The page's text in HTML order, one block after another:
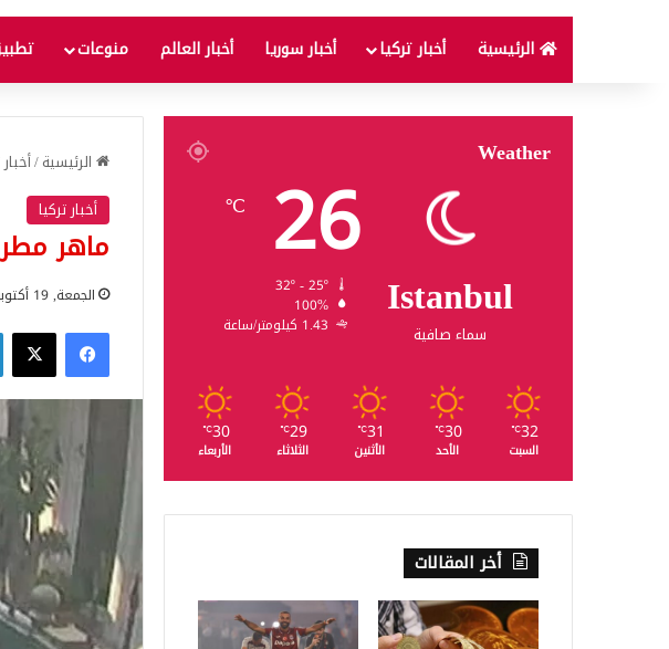
الرئيسية أخبار تركيا أخبار سوريا أخبار العالم منوعات
الرئيسية/
أخبار تركيا
ماهر
الجمعة, 19 أكتوبر, 2018
فيسبوك‫X
Weather
Istanbul
سماء صافية
26
℃
100%
1.43 كيلومتر/ساعة
32
℃
السبت
30
℃
الأحد
31
℃
الأثنين
29
℃
الثلاثاء
30
℃
الأربعاء
أخر المقالات